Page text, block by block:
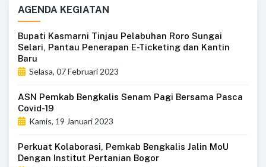
AGENDA KEGIATAN
Bupati Kasmarni Tinjau Pelabuhan Roro Sungai
Selari, Pantau Penerapan E-Ticketing dan Kantin
Baru
Selasa, 07 Februari 2023
ASN Pemkab Bengkalis Senam Pagi Bersama Pasca
Covid-19
Kamis, 19 Januari 2023
Perkuat Kolaborasi, Pemkab Bengkalis Jalin MoU
Dengan Institut Pertanian Bogor